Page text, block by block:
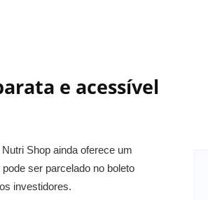
e acessível
Shop ainda oferece um
ser parcelado no boleto
investidores.